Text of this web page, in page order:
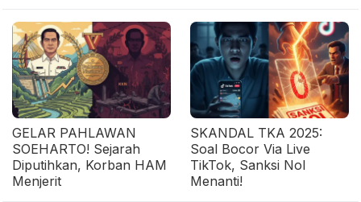
GELAR PAHLAWAN
SOEHARTO! Sejarah
Diputihkan, Korban HAM
Menjerit
SKANDAL TKA 2025:
Soal Bocor Via Live
TikTok, Sanksi Nol
Menanti!